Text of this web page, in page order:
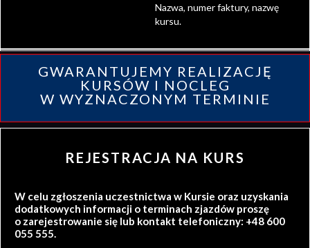
Nazwa, numer faktury, nazwę
kursu.
GWARANTUJEMY REALIZACJĘ
KURSÓW I NOCLEG
W WYZNACZONYM TERMINIE
REJESTRACJA NA KURS
W celu zgłoszenia uczestnictwa w Kursie oraz uzyskania
dodatkowych informacji o terminach zjazdów proszę
o zarejestrowanie się lub kontakt telefoniczny: +48 600
055 555.